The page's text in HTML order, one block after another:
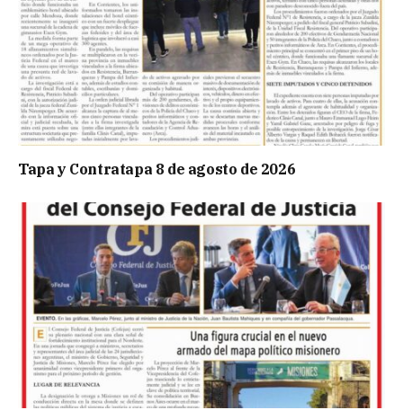
Tapa y Contratapa 8 de agosto de 2026